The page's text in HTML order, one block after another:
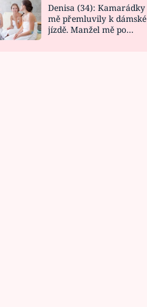
Denisa (34): Kamarádky
mě přemluvily k dámské
jízdě. Manžel mě po